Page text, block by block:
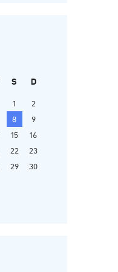
S D
1
2
8
9
15
16
22
23
29
30